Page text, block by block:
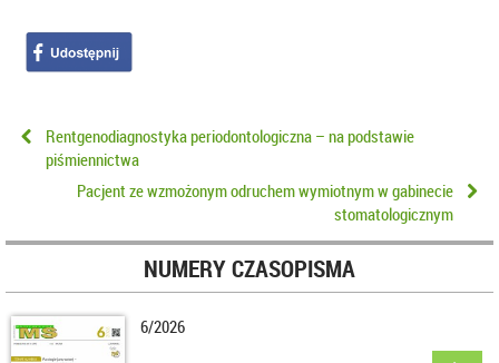
Rentgenodiagnostyka periodontologiczna – na podstawie
piśmiennictwa
Pacjent ze wzmożonym odruchem wymiotnym w gabinecie
stomatologicznym
NUMERY CZASOPISMA
6/2026